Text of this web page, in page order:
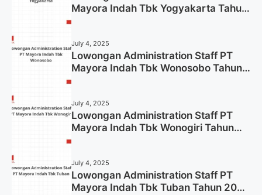
Mayora Indah Tbk Yogyakarta Tahun
July 4, 2025
Lowongan Administration Staff PT
Mayora Indah Tbk Wonosobo Tahun
July 4, 2025
Lowongan Administration Staff PT
Mayora Indah Tbk Wonogiri Tahun
July 4, 2025
Lowongan Administration Staff PT
Mayora Indah Tbk Tuban Tahun 2025